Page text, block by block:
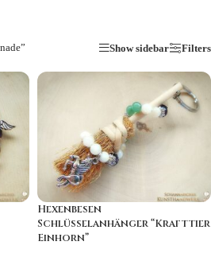
Show sidebar Filters
Hexenbesen
Schlüsselanhänger “Krafttier
Einhorn”